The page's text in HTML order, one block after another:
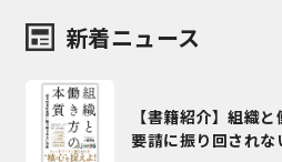
新着ニュース
【書籍紹介】組織
要請に振り回されな